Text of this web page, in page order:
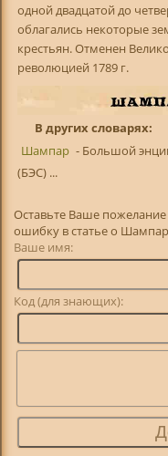
одной двадцатой до
облагались некоторые
крестьян. Отменен
революцией 1789 г.
В других словарях:
Шампар - Большой
(БЭС) ...
Оставьте Ваше
ошибку в статье о Шампар
Ваше имя:
Код (для знающих):